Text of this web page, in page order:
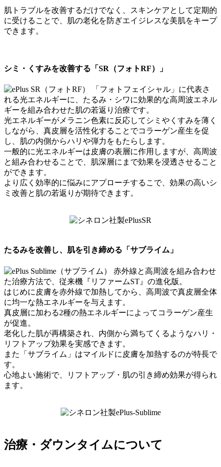
肌トラブルを改善するだけでなく、スキンケアとして定期的
に受けることで、肌の老化を防ぎエイジレスな美肌をキープ
できます。
シミ・くすみを改善する「SR（フォトRF）」
「フォトフェイシャル」に代表さ
れる光エネルギーに、たるみ・シワに効果的な高周波エネル
ギーを組み合わせた肌の若返り治療です。
光エネルギーがメラニン色素に反応してシミやくすみを薄く
しながら、真皮層を活性化することでコラーゲン産生を促
し、肌の内側からハリや弾力をもたらします。
一般的に光エネルギーは皮膚の表層に作用しますが、高周波
と組み合わせることで、肌深層にまで効果を浸透させること
ができます。
より広く効率的に悩みにアプローチするこで、効果の高いシ
ミ改善と肌の若返りが期待できます。
たるみを改善し、肌を引き締める「サブライム」
赤外線と高周波を組み合わせ
た治療方法で、従来機『リファームST』の進化版。
はじめに皮膚を赤外線で加熱してから、高周波で真皮層全体
に均一な熱エネルギーを与えます。
真皮層に加わる2種の熱エネルギーによってコラーゲン産生
が促進。
老化した肌が再構築され、内側から満ちてくるようなハリ・
リフトアップ効果を実感できます。
また「サブライム」はマイルドに皮膚を加熱するのが特長で
す。
心地よい施術で、リフトアップ・肌の引き締め効果が得られ
ます。
治療・ダウンタイムについて